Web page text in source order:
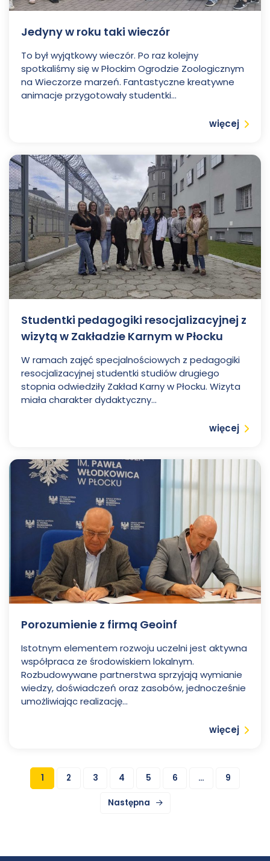
Jedyny w roku taki wieczór
To był wyjątkowy wieczór. Po raz kolejny
spotkaliśmy się w Płockim Ogrodzie Zoologicznym
na Wieczorze marzeń. Fantastyczne kreatywne
animacje przygotowały studentki...
Czytaj
więcej
Studentki pedagogiki resocjalizacyjnej z
wizytą w Zakładzie Karnym w Płocku
W ramach zajęć specjalnościowych z pedagogiki
resocjalizacyjnej studentki studiów drugiego
stopnia odwiedziły Zakład Karny w Płocku. Wizyta
miała charakter dydaktyczny...
Czytaj
więcej
Porozumienie z firmą Geoinf
Istotnym elementem rozwoju uczelni jest aktywna
współpraca ze środowiskiem lokalnym.
Rozbudowywane partnerstwa sprzyjają wymianie
wiedzy, doświadczeń oraz zasobów, jednocześnie
umożliwiając realizację...
Czytaj
więcej
Stronicowanie wpisów
Aktywna
Strona
1 Strona
2 Strona
3 Strona
4 Strona
5 Strona
6 … 9
Następna strona